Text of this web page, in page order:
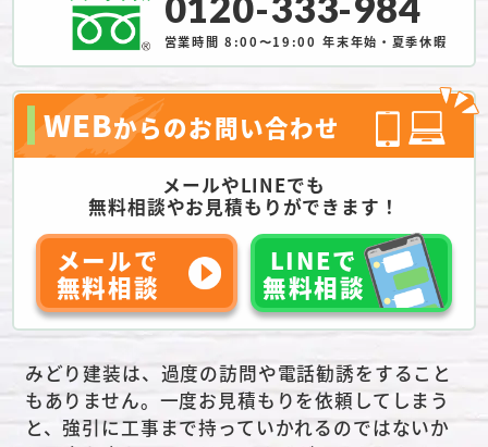
営業時間 8:00〜19:00 年末年始・夏季休暇
WEBからのお問い合わせ
メールやLINEでも
無料相談やお見積もりができます！
メールで
無料相談
LINEで
無料相談
みどり建装は、過度の訪問や電話勧誘をすること
もありません。一度お見積もりを依頼してしまう
と、強引に工事まで持っていかれるのではないか